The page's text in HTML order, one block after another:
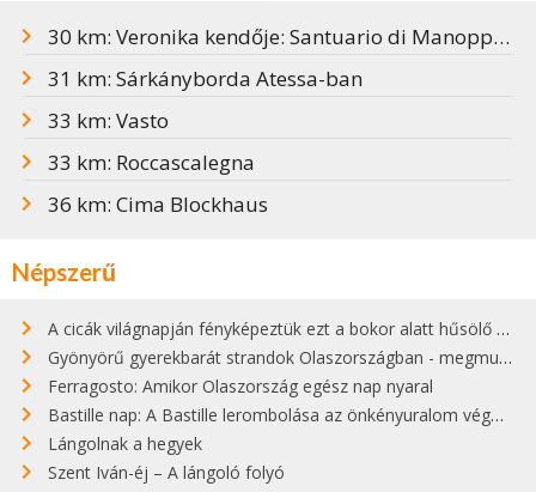
30 km: Veronika kendője: Santuario di Manoppello
31 km: Sárkányborda Atessa-ban
33 km: Vasto
33 km: Roccascalegna
36 km: Cima Blockhaus
Népszerű
A cicák világnapján fényképeztük ezt a bokor alatt hűsölő cicát Kisorosziban
Gyönyörű gyerekbarát strandok Olaszországban - megmutatjuk a 15 legjobbat
Ferragosto: Amikor Olaszország egész nap nyaral
Bastille nap: A Bastille lerombolása az önkényuralom végét jelentette
Lángolnak a hegyek
Szent Iván-éj – A lángoló folyó